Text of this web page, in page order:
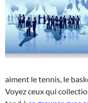
aiment le tennis, le
Voyez ceux qui